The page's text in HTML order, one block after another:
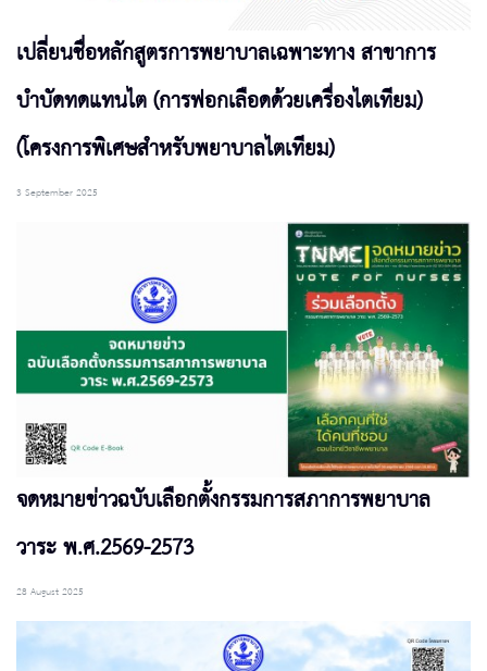
เปลี่ยนชื่อหลักสูตรการพยาบาลเฉพาะทาง สาขาการ
บำบัดทดแทนไต (การฟอกเลือดด้วยเครื่องไตเทียม)
(โครงการพิเศษสำหรับพยาบาลไตเทียม)
3 September 2025
จดหมายข่าวฉบับเลือกตั้งกรรมการสภาการพยาบาล
วาระ พ.ศ.2569-2573
28 August 2025